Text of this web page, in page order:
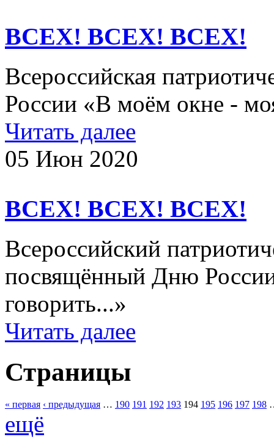
ВСЕХ! ВСЕХ! ВСЕХ!
Всероссийская
России «В моём окне -
Читать далее
05 Июн 2020
ВСЕХ! ВСЕХ! ВСЕХ!
Всероссийский
посвящённый Дню
говорить...»
Читать далее
Страницы
« первая ‹ предыдущая … 190 191 192 193 194 195 196 197 198
ещё